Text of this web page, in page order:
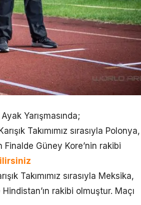
Yarışmasında;
Takımımız sırasıyla Polonya,
Güney Kore’nin rakibi
Takımımız sırasıyla Meksika,
rakibi olmuştur. Maçı